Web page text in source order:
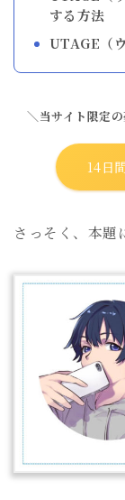
する方法
UTAGE（
＼当サイト限定
14日
さっそく、本題